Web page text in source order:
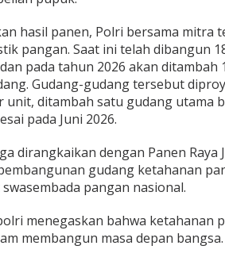
hasil panen, Polri bersama mitra
pangan. Saat ini telah dibangun
pada tahun 2026 akan ditambah
Gudang-gudang tersebut
unit, ditambah satu gudang utama
pada Juni 2026.
dirangkaikan dengan Panen Raya
gudang ketahanan
pangan nasional.
menegaskan bahwa ketahanan
membangun masa depan bangsa.